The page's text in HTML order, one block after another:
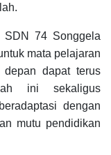
SDN 74 Songgela
mata pelajaran
dapat terus
ini sekaligus
dengan
mutu pendidikan